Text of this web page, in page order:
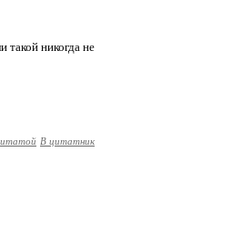
такой никогда не
В цитатник